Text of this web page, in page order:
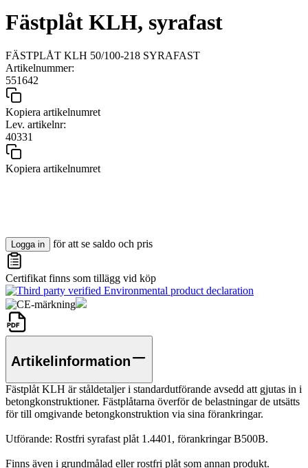
Fästplåt KLH, syrafast
FÄSTPLÅT KLH 50/100-218 SYRAFAST
Artikelnummer:
551642
Kopiera artikelnumret
Lev. artikelnr:
40331
Kopiera artikelnumret
Logga in för att se saldo och pris
Certifikat finns som tillägg vid köp
Artikelinformation
Fästplåt KLH är ståldetaljer i standardutförande avsedd att gjutas in i
betongkonstruktioner. Fästplåtarna överför de belastningar de utsätts
för till omgivande betongkonstruktion via sina förankringar.
Utförande: Rostfri syrafast plåt 1.4401, förankringar B500B.
Finns även i grundmålad eller rostfri plåt som annan produkt.